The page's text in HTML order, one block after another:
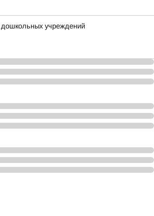
дошкольных учреждений